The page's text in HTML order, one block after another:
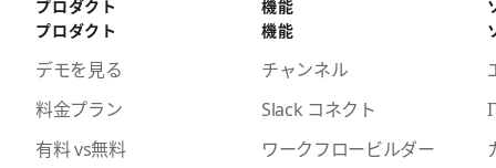
プロダクト
プロダクト
デモを見る
料金プラン
有料 vs無料
機能
機能
チャンネル
Slack コネクト
ワークフロービルダー